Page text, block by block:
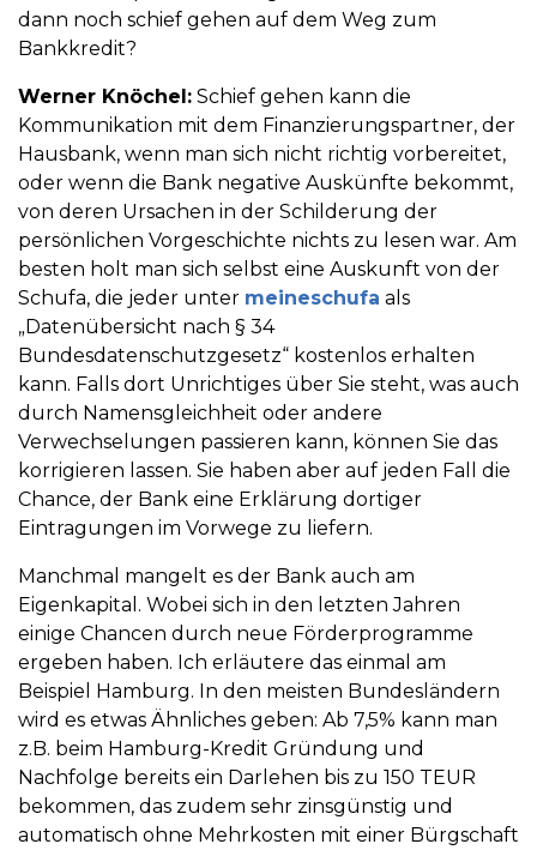
dann noch schief gehen auf dem Weg zum
Bankkredit?
Werner Knöchel: Schief gehen kann die
Kommunikation mit dem Finanzierungspartner, der
Hausbank, wenn man sich nicht richtig vorbereitet,
oder wenn die Bank negative Auskünfte bekommt,
von deren Ursachen in der Schilderung der
persönlichen Vorgeschichte nichts zu lesen war. Am
besten holt man sich selbst eine Auskunft von der
Schufa, die jeder unter meineschufa als
„Datenübersicht nach § 34
Bundesdatenschutzgesetz“ kostenlos erhalten
kann. Falls dort Unrichtiges über Sie steht, was auch
durch Namensgleichheit oder andere
Verwechselungen passieren kann, können Sie das
korrigieren lassen. Sie haben aber auf jeden Fall die
Chance, der Bank eine Erklärung dortiger
Eintragungen im Vorwege zu liefern.
Manchmal mangelt es der Bank auch am
Eigenkapital. Wobei sich in den letzten Jahren
einige Chancen durch neue Förderprogramme
ergeben haben. Ich erläutere das einmal am
Beispiel Hamburg. In den meisten Bundesländern
wird es etwas Ähnliches geben: Ab 7,5% kann man
z.B. beim Hamburg-Kredit Gründung und
Nachfolge bereits ein Darlehen bis zu 150 TEUR
bekommen, das zudem sehr zinsgünstig und
automatisch ohne Mehrkosten mit einer Bürgschaft